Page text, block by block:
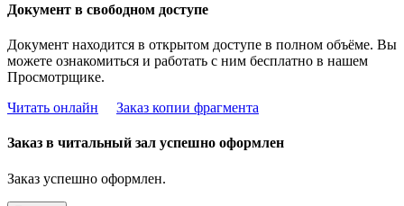
Документ в свободном доступе
Документ находится в открытом доступе в полном объёме. Вы
можете ознакомиться и работать с ним бесплатно в нашем
Просмотрщике.
Читать онлайн
Заказ копии фрагмента
Заказ в читальный зал успешно оформлен
Заказ успешно оформлен.